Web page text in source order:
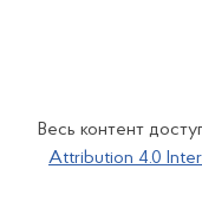
Весь контент
Attribution 4.0